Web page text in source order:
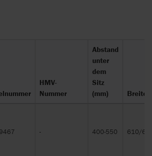
HMV-
Nummer
Abstand
unter
dem
Sitz
(mm)
Breite
- 400-550 610/